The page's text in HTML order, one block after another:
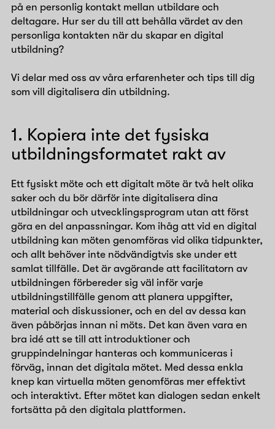
på en personlig kontakt mellan utbildare och
deltagare. Hur ser du till att behålla värdet av den
personliga kontakten när du skapar en digital
utbildning?
Vi delar med oss av våra erfarenheter och tips till dig
som vill digitalisera din utbildning.
1. Kopiera inte det fysiska
utbildningsformatet rakt av
Ett fysiskt möte och ett digitalt möte är två helt olika
saker och du bör därför inte digitalisera dina
utbildningar och utvecklingsprogram utan att först
göra en del anpassningar. Kom ihåg att vid en digital
utbildning kan möten genomföras vid olika tidpunkter,
och allt behöver inte nödvändigtvis ske under ett
samlat tillfälle. Det är avgörande att facilitatorn av
utbildningen förbereder sig väl inför varje
utbildningstillfälle genom att planera uppgifter,
material och diskussioner, och en del av dessa kan
även påbörjas innan ni möts. Det kan även vara en
bra idé att se till att introduktioner och
gruppindelningar hanteras och kommuniceras i
förväg, innan det digitala mötet. Med dessa enkla
knep kan virtuella möten genomföras mer effektivt
och interaktivt. Efter mötet kan dialogen sedan enkelt
fortsätta på den digitala plattformen.